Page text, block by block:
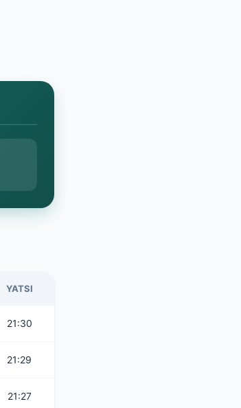
YATSI
21:30
21:29
21:27